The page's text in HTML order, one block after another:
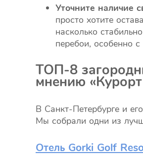
Уточните наличие
просто хотите
насколько
перебои, особенно
ТОП-8
мнению
В Санкт-Петербурге и
Мы собрали одни из
Отель Gorki Golf